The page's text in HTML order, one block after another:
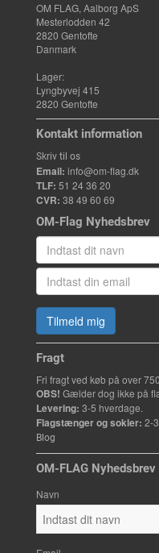
OM FLAG, Aalborg ApS
Mesterlodden 42
2820 Gentofte
Danmark
Lager:
Lyngbyvej 415
2820 Gentofte
Kontakt information
Skriv til os
Email: info@om-flag.dk
TLF: 51 24 36 20
CVR: 38 49 60 69
OM-Flag Nyhedsbrev
Tilmeld mig
Fragt
Fri fragt ved køb på over
OBS! Gælder dog ikke på
Levering: 3-5 hverdage.
Flagstænger og sokler: 2-
Blog
OM-FLAG Nyhedsbrev
Navn